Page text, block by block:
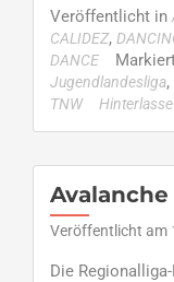
about
der
JMD
Saison
Veröffentlicht in
CALIDEZ,
DANCE
Jugendlandesliga,
TNW
Veröffentlicht am
Die